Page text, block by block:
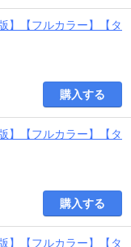
】【フルカラー】【タ
購入する
】【フルカラー】【タ
購入する
】【フルカラー】【タ